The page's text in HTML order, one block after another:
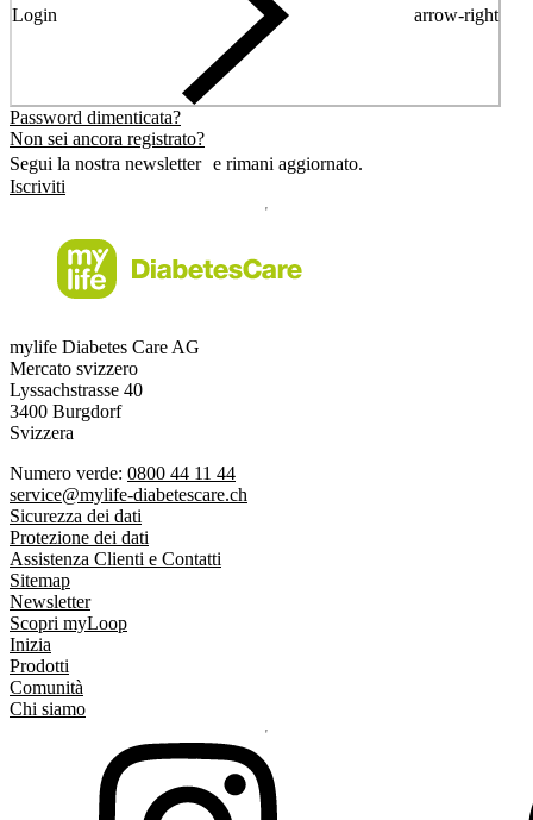
Login arrow-right
Password dimenticata?
Non sei ancora registrato?
Segui la nostra newsletter e rimani aggiornato.
Iscriviti
mylife Diabetes Care AG
Mercato svizzero
Lyssachstrasse 40
3400 Burgdorf
Svizzera
Numero verde: 0800 44 11 44
service@mylife-diabetescare.ch
Sicurezza dei dati
Protezione dei dati
Assistenza Clienti e Contatti
Sitemap
Newsletter
Scopri myLoop
Inizia
Prodotti
Comunità
Chi siamo